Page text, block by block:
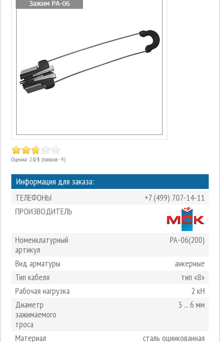
Оценка: 2.8/5 (голосов - 9)
Информация для заказа:
ТЕЛЕФОНЫ
+7 (499) 707-14-11
ПРОИЗВОДИТЕЛЬ
Номенклатурный
артикул
РА-06(200)
Вид арматуры
анкерные
Тип кабеля
тип «8»
Рабочая нагрузка
2 кН
Диаметр
зажимаемого
троса
3 ... 6 мм
Материал
сталь оцинкованная